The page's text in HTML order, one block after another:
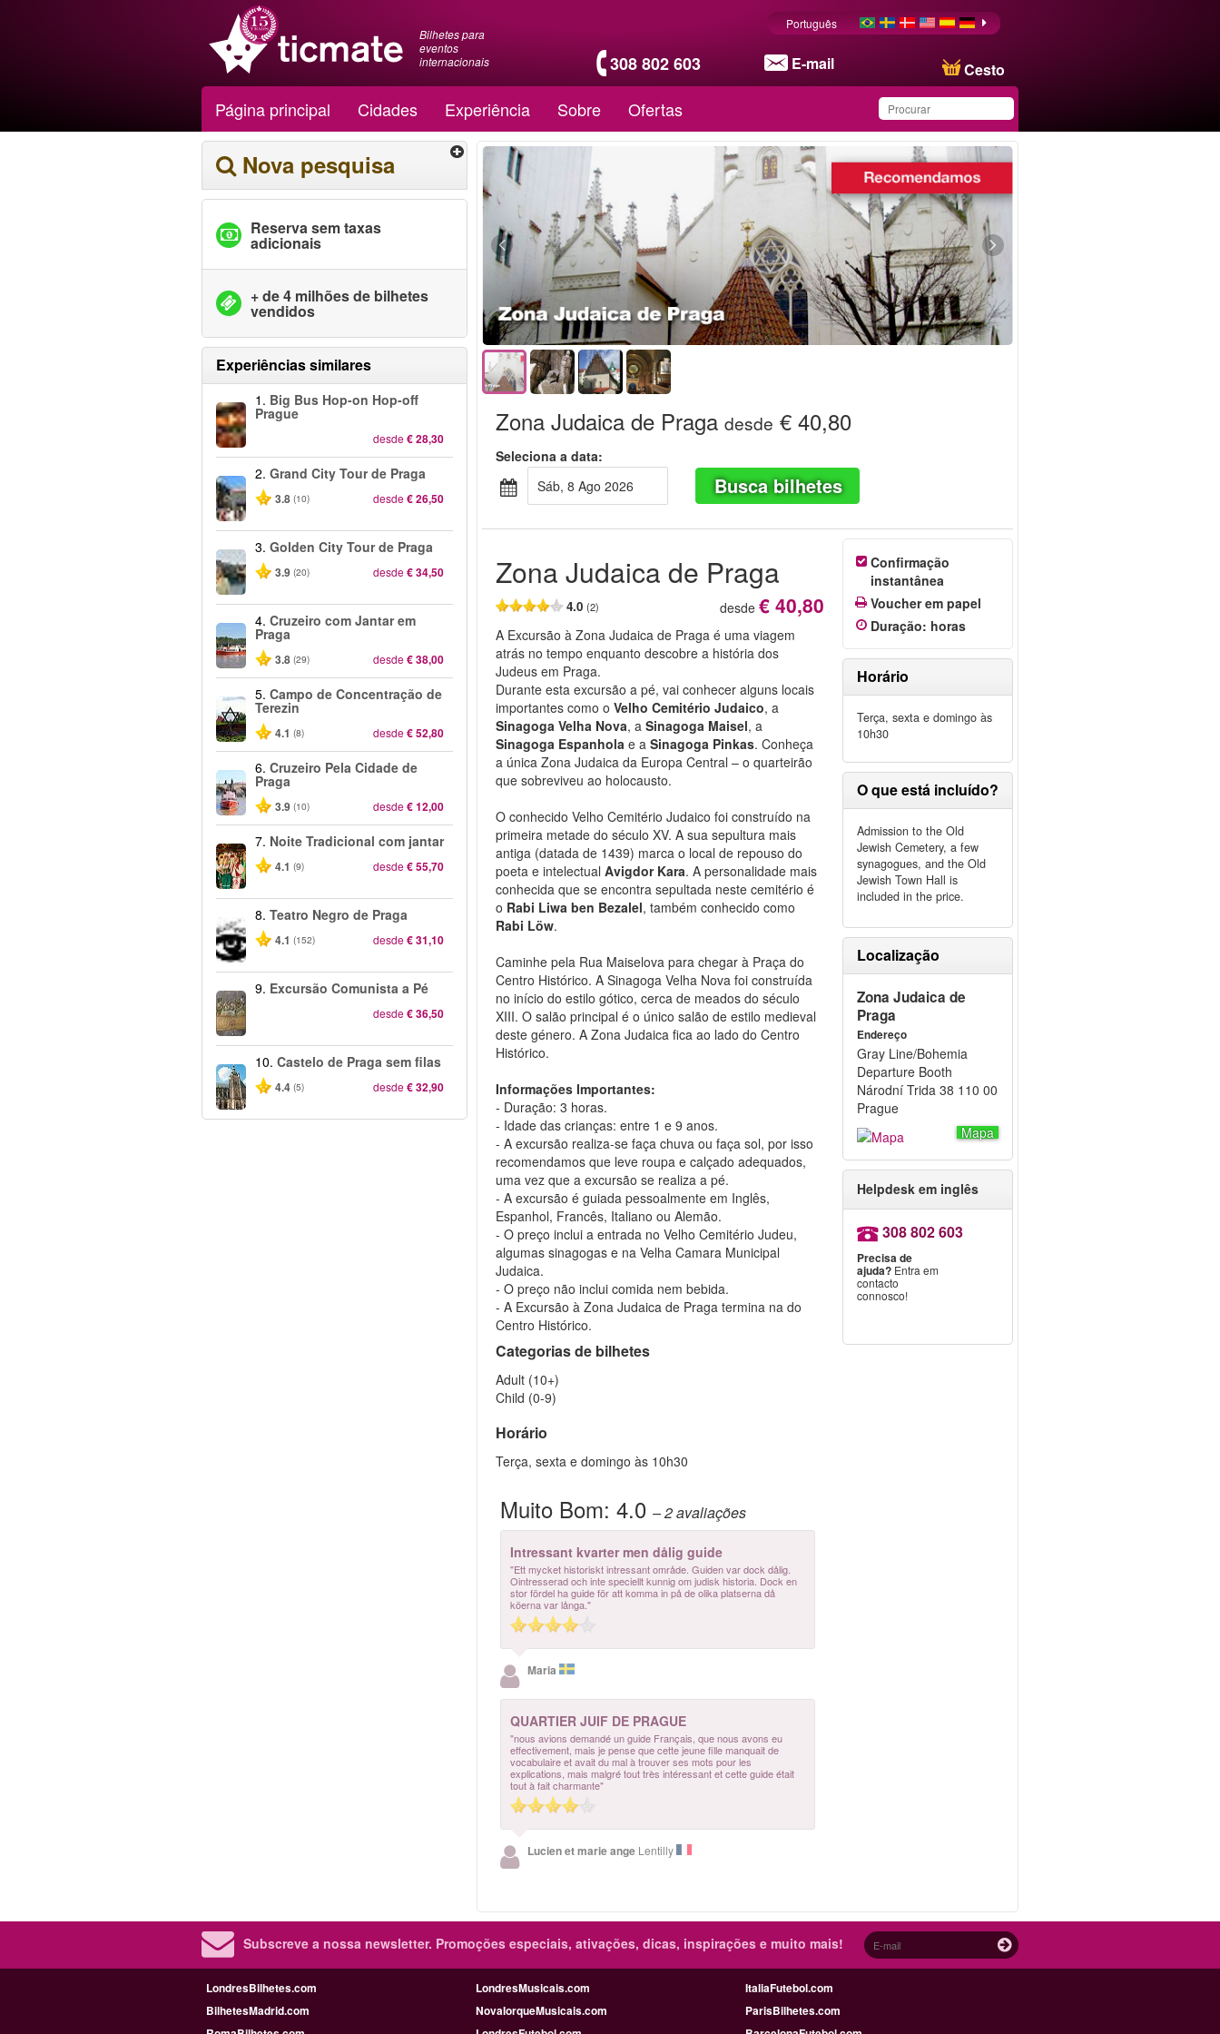
Bilhetes para
eventos
internacionais
308 802 603 E-mail Cesto
Português
Página principal Cidades Experiência Sobre Ofertas
Produto salvo na lista de
favoritos
Nova pesquisa
Reserva sem taxas
adicionais
+ de 4 milhões de bilhetes
vendidos
Experiências similares
1. Big Bus Hop-on Hop-off
Prague
desde€ 28,30
2. Grand City Tour de Praga
3.8 (10) desde€ 26,50
3. Golden City Tour de Praga
3.9 (20) desde€ 34,50
4. Cruzeiro com Jantar em
Praga
3.8 (29) desde€ 38,00
5. Campo de Concentração de
Terezin
4.1 (8) desde€ 52,80
6. Cruzeiro Pela Cidade de
Praga
3.9 (10) desde€ 12,00
7. Noite Tradicional com jantar
4.1 (9) desde€ 55,70
8. Teatro Negro de Praga
4.1 (152) desde€ 31,10
9. Excursão Comunista a Pé
desde€ 36,50
10. Castelo de Praga sem filas
4.4 (5) desde€ 32,90
Zona Judaica de Praga desde € 40,80
Seleciona a data:
Sáb, 8 Ago 2026
Busca bilhetes
Zona Judaica de Praga
4.0(2) desde € 40,80
A Excursão à Zona Judaica de Praga é uma viagem
atrás no tempo enquanto descobre a história dos
Judeus em Praga.
Durante esta excursão a pé, vai conhecer alguns locais
importantes como oVelho Cemitério Judaico, a
Sinagoga Velha Nova, aSinagoga Maisel, a
Sinagoga Espanhola e aSinagoga Pinkas. Conheça
a única Zona Judaica da Europa Central – o quarteirão
que sobreviveu ao holocausto.
O conhecido Velho Cemitério Judaico foi construído na
primeira metade do século XV. A sua sepultura mais
antiga (datada de 1439) marca o local de repouso do
poeta e intelectualAvigdor Kara. A personalidade mais
conhecida que se encontra sepultada neste cemitério é
o Rabi Liwa ben Bezalel, também conhecido como
Rabi Löw.
Caminhe pela Rua Maiselova para chegar à Praça do
Centro Histórico. A Sinagoga Velha Nova foi construída
no início do estilo gótico, cerca de meados do século
XIII. O salão principal é o único salão de estilo medieval
deste género. A Zona Judaica fica ao lado do Centro
Histórico.
Informações Importantes:
- Duração: 3 horas.
- Idade das crianças: entre 1 e 9 anos.
- A excursão realiza-se faça chuva ou faça sol, por isso
recomendamos que leve roupa e calçado adequados,
uma vez que a excursão se realiza a pé.
- A excursão é guiada pessoalmente em Inglês,
Espanhol, Francês, Italiano ou Alemão.
- O preço inclui a entrada no Velho Cemitério Judeu,
algumas sinagogas e na Velha Camara Municipal
Judaica.
- O preço não inclui comida nem bebida.
- A Excursão à Zona Judaica de Praga termina na do
Centro Histórico.
Categorias de bilhetes
Adult (10+)
Child (0-9)
Horário
Terça, sexta e domingo às 10h30
Muito Bom:4.0– 2avaliações
Intressant kvarter men dålig guide
"Ett mycket historiskt intressant område. Guiden var dock dålig.
Ointresserad och inte speciellt kunnig om judisk historia. Dock en
stor fördel ha guide för att komma in på de olika platserna då
köerna var långa."
Maria
QUARTIER JUIF DE PRAGUE
"nous avions demandé un guide Français, que nous avons eu
effectivement, mais je pense que cette jeune fille manquait de
vocabulaire et avait du mal à trouver ses mots pour les
explications, mais malgré tout très intéressant et cette guide était
tout à fait charmante"
Lucien et marie ange Lentilly
Confirmação
instantânea
Voucher em papel
Duração: horas
Horário
Terça, sexta e domingo às
10h30
O que está incluído?
Admission to the Old
Jewish Cemetery, a few
synagogues, and the Old
Jewish Town Hall is
included in the price.
Localização
Zona Judaica de
Praga
Endereço
Gray Line/Bohemia
Departure Booth
Národní Trida 38 110 00
Prague
Mapa
Helpdesk em inglês
308 802 603
Precisa de
ajuda?Entra em
contacto
connosco!
Subscreve a nossa newsletter. Promoções especiais, ativações, dicas, inspirações e muito mais!
LondresBilhetes.com LondresMusicais.com
ItaliaFutebol.com
BilhetesMadrid.com
NovaIorqueMusicais.com
ParisBilhetes.com